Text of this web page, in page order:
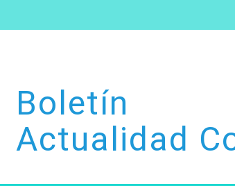
Boletín
Actualidad